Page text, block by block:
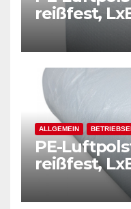
reißfest,
mm,
Folie,
ALLGEMEIN
PE-
reißfest,
mm,
Folie,